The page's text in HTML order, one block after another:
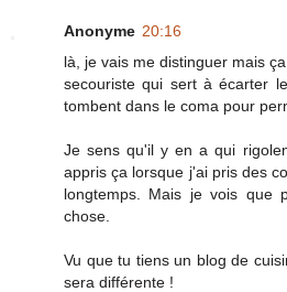
Anonyme 20:16
là, je vais me distinguer mais
secouriste qui sert à écarter
tombent dans le coma pour
Je sens qu'il y en a qui
appris ça lorsque j'ai pris des
longtemps. Mais je vois que
chose.
Vu que tu tiens un blog de
sera différente !